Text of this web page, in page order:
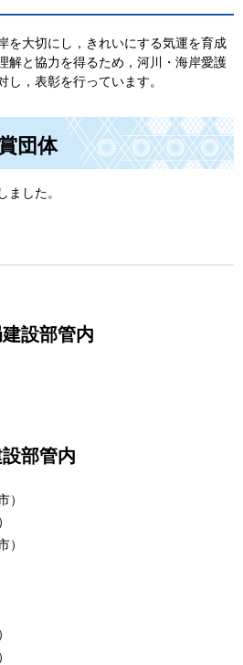
を大切にし，きれいにする気運を育成
解と協力を得るため，河川・海岸愛護
，表彰を行っています。
団体
ました。
設部管内
部管内
）
）